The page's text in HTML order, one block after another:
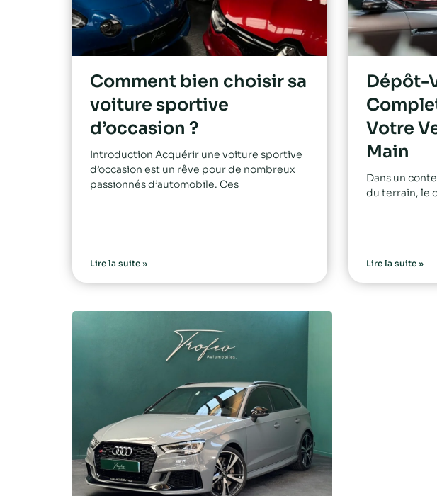
Comment bien choisir sa
voiture sportive
d’occasion ?
Introduction Acquérir une voiture sportive
d’occasion est un rêve pour de nombreux
passionnés d’automobile. Ces
Lire la suite »
Dépôt-
Votre
Main
Dans un
du terrain, le
Lire la suite »